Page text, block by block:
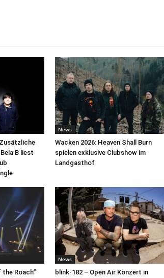
B liest
News
Wacken 2026: Heaven Shall Burn
spielen exklusive Clubshow im
Landgasthof
the Roach“
News
blink-182 – Open Air Konzert in